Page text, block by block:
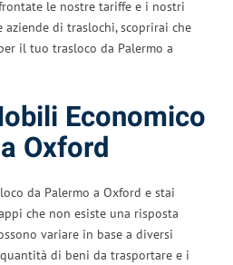
le nostre tariffe e i nostri
di traslochi, scoprirai che
il tuo trasloco da Palermo a
Economico
Oxford
da Palermo a Oxford e stai
che non esiste una risposta
variare in base a diversi
di beni da trasportare e i